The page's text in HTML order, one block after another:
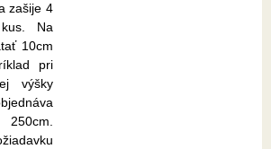
zašije 4
Na
10cm
pri
výšky